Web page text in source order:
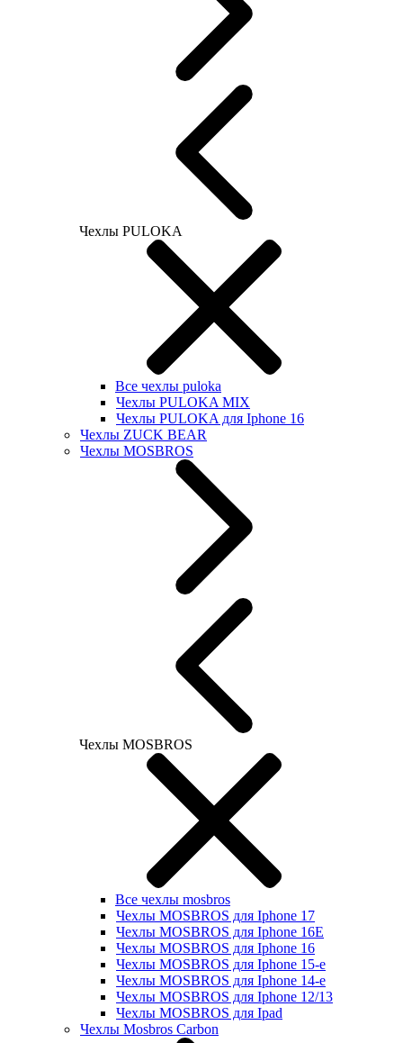
Чехлы PULOKA
Все чехлы puloka
Чехлы PULOKA MIX
Чехлы PULOKA для Iphone 16
Чехлы ZUCK BEAR
Чехлы MOSBROS
Чехлы MOSBROS
Все чехлы mosbros
Чехлы MOSBROS для Iphone 17
Чехлы MOSBROS для Iphone 16E
Чехлы MOSBROS для Iphone 16
Чехлы MOSBROS для Iphone 15-е
Чехлы MOSBROS для Iphone 14-е
Чехлы MOSBROS для Iphone 12/13
Чехлы MOSBROS для Ipad
Чехлы Mosbros Carbon